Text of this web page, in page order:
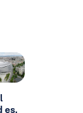
es,